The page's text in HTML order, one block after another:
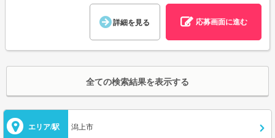
詳細を見る 応募画面に進む
全ての検索結果を表示する
エリア/駅 潟上市